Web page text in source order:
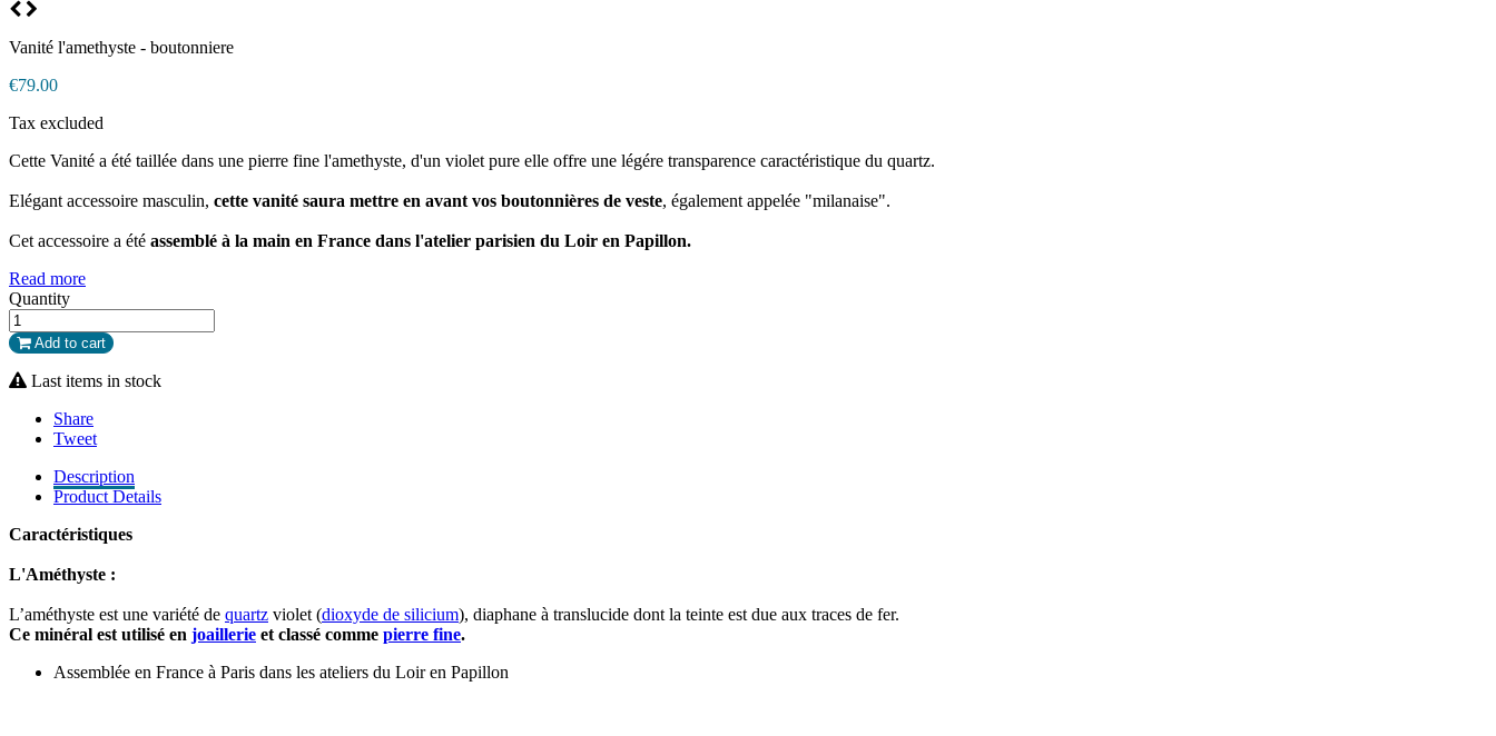
Vanité l'amethyste - boutonniere
€79.00
Tax excluded
Cette Vanité a été taillée dans une pierre fine l'amethyste, d'un violet pure elle offre une légére transparence caractéristique du quartz.
Elégant accessoire masculin, cette vanité saura mettre en avant vos boutonnières de veste, également appelée "milanaise".
Cet accessoire a été assemblé à la main en France dans l'atelier parisien du Loir en Papillon.
Read more
Quantity
Add to cart
Last items in stock
Share
Tweet
Description
Product Details
Caractéristiques
L'Améthyste :
L’améthyste est une variété de quartz violet (dioxyde de silicium), diaphane à translucide dont la teinte est due aux traces de fer.
Ce minéral est utilisé en joaillerie et classé comme pierre fine.
Assemblée en France à Paris dans les ateliers du Loir en Papillon